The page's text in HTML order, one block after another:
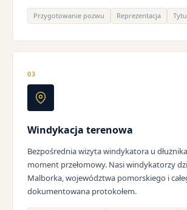
Przygotowanie pozwu Reprezentacja
03
Windykacja terenowa
Bezpośrednia wizyta windykatora u
moment przełomowy. Nasi windykatorzy
Malborka, województwa pomorskiego i
dokumentowana protokołem.